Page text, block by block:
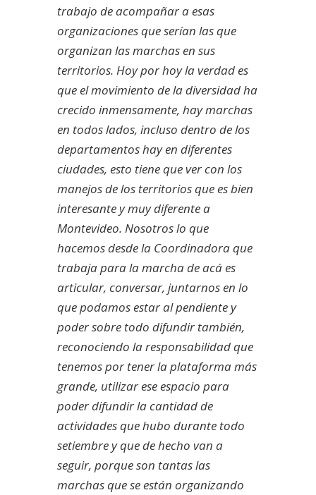
trabajo de acompañar a esas
organizaciones que serían las que
organizan las marchas en sus
territorios. Hoy por hoy la verdad es
que el movimiento de la diversidad ha
crecido inmensamente, hay marchas
en todos lados, incluso dentro de los
departamentos hay en diferentes
ciudades, esto tiene que ver con los
manejos de los territorios que es bien
interesante y muy diferente a
Montevideo. Nosotros lo que
hacemos desde la Coordinadora que
trabaja para la marcha de acá es
articular, conversar, juntarnos en lo
que podamos estar al pendiente y
poder sobre todo difundir también,
reconociendo la responsabilidad que
tenemos por tener la plataforma más
grande, utilizar ese espacio para
poder difundir la cantidad de
actividades que hubo durante todo
setiembre y que de hecho van a
seguir, porque son tantas las
marchas que se están organizando